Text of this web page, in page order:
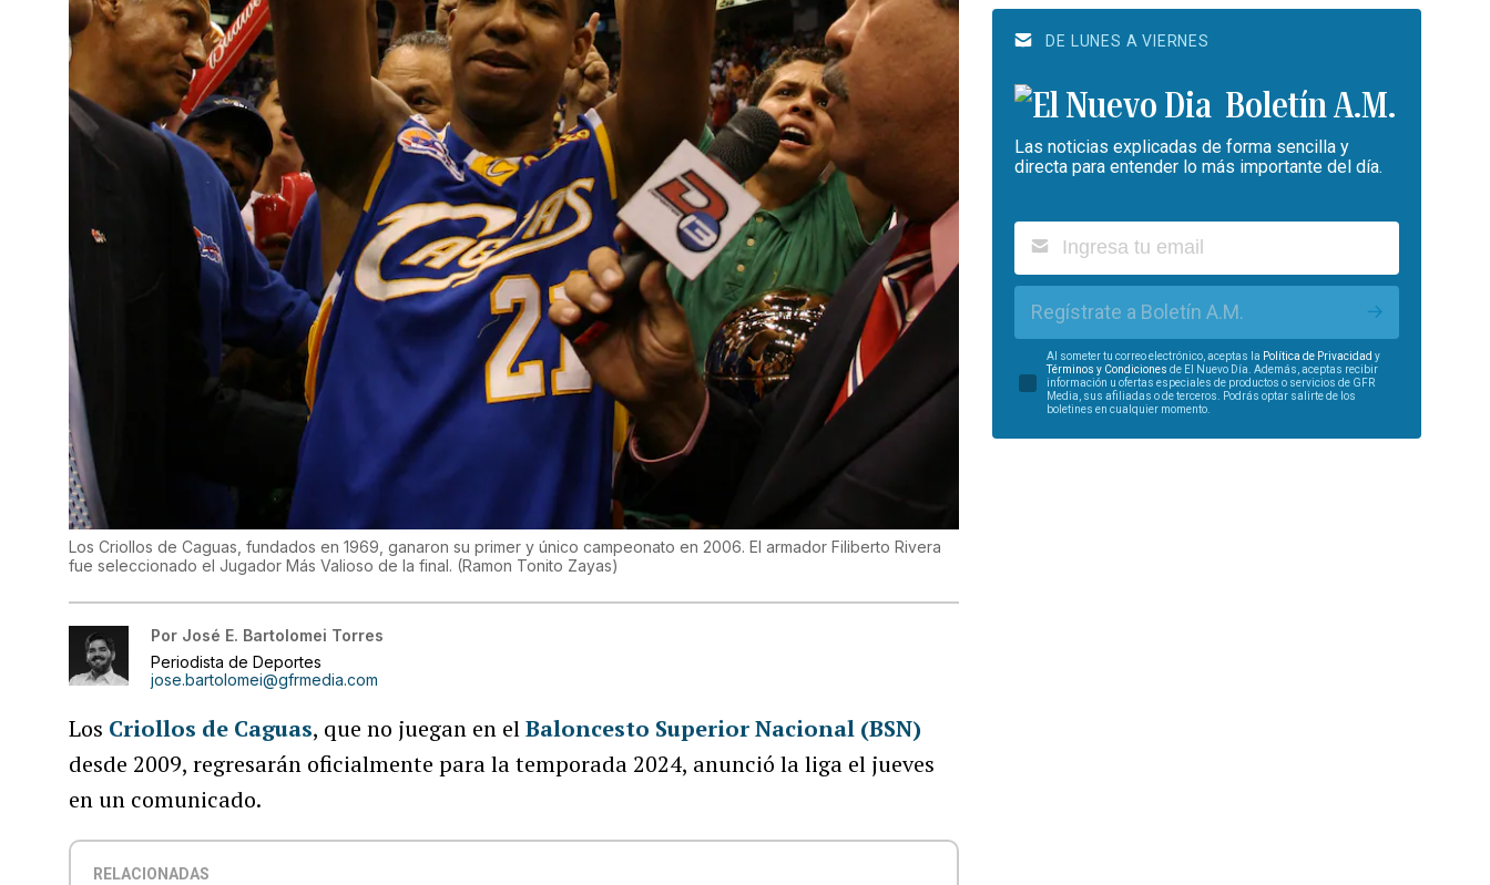
Los Criollos de Caguas, fundados en 1969, ganaron su primer y único campeonato en 2006. El armador Filiberto Rivera
fue seleccionado el Jugador Más Valioso de la final. (Ramon Tonito Zayas)
Por José E. Bartolomei Torres
Periodista de Deportes
jose.bartolomei@gfrmedia.com
Los Criollos de Caguas, que no juegan en elBaloncesto Superior Nacional (BSN)
desde 2009, regresarán oficialmente para la temporada 2024, anunció la liga el jueves
en un comunicado.
RELACIONADAS
DE LUNES A VIERNES
Boletín A.M.
Las noticias explicadas de forma sencilla y
directa para entender lo más importante del día.
Regístrate a Boletín A.M.
Al someter tu correo electrónico, aceptas la Política de Privacidad y
Términos y Condiciones de El Nuevo Día. Además, aceptas recibir
información u ofertas especiales de productos o servicios de GFR
Media, sus afiliadas o de terceros. Podrás optar salirte de los
boletines en cualquier momento.